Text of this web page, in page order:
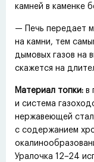
камней в каменке
— Печь передает
на камни, тем
дымовых газов на
скажется на
Материал топки: в
и система
нержавеющей
с содержанием
Уралочка 12−24